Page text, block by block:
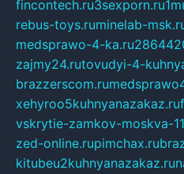
fincontech.ru3sexporn.ru
rebus-toys.ruminelab-
medsprawo-4-ka.ru
zajmy24.rutovudyi-4-
brazzerscom.ru
xehyroo5kuhnyanazakaz.ru
vskrytie-zamkov-moskva-
zed-online.rupimchax.ru
kitubeu2kuhnyanazakaz.ru